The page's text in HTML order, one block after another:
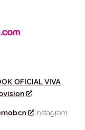
OFICIAL VIVA
Instagram